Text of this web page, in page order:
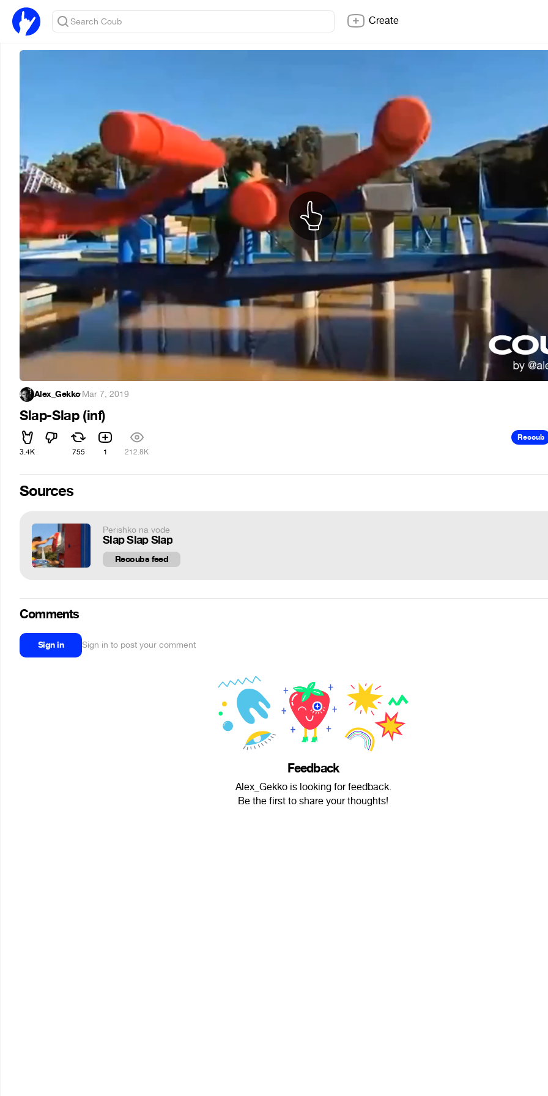
Create
Alex_Gekko·Mar 7, 2019
Slap-Slap (inf)
3.4K 755 1 212.8K
Recoub
Sources
Perishko na vode
Slap Slap Slap
Recoubs feed
Comments
Sign in Sign in to post your comment
Feedback
Alex_Gekko is looking for feedback.
Be the first to share your thoughts!